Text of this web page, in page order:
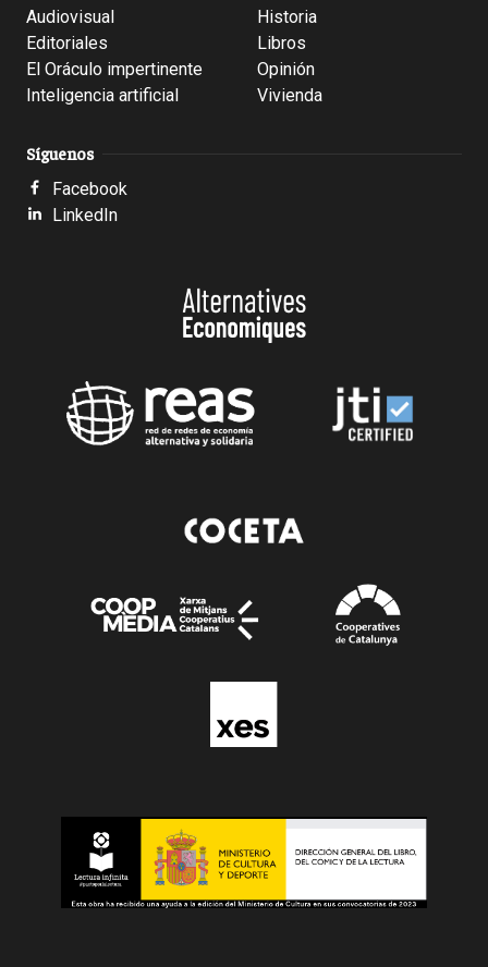
Audiovisual
Editoriales
El Oráculo impertinente
Inteligencia artificial
Historia
Libros
Opinión
Vivienda
Síguenos
Facebook
LinkedIn